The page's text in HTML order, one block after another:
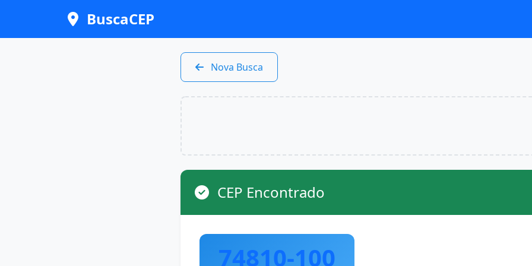
BuscaCEP
Nova Busca
CEP Encontrado
74810-100